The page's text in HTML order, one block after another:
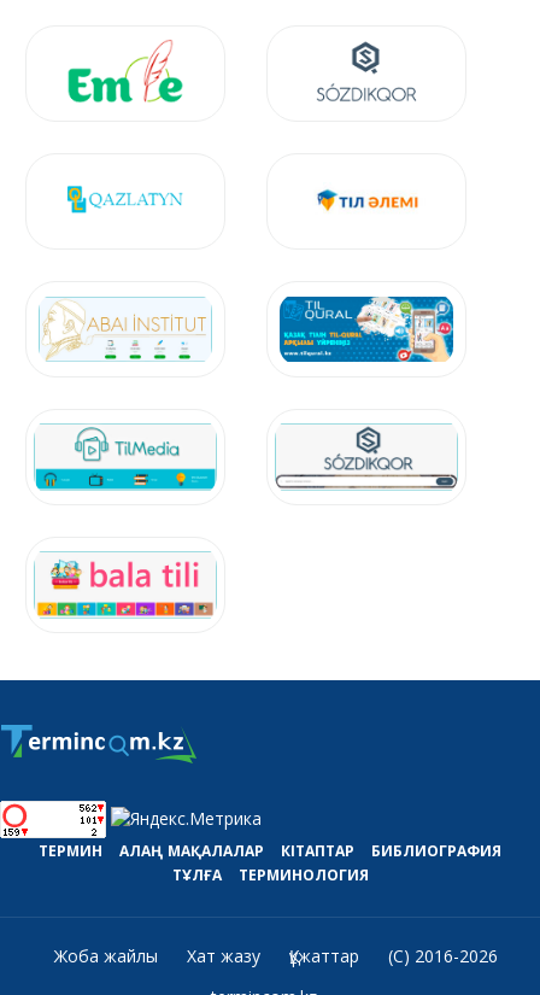
ТЕРМИН АЛАҢ МАҚАЛАЛАР КІТАПТАР
БИБЛИОГРАФИЯ
ТҰЛҒА
ТЕРМИНОЛОГИЯ
Жоба жайлы Хат жазу Құжаттар
(C) 2016-2026